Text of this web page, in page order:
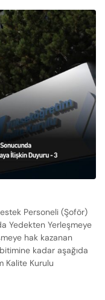
Personeli (Şoför)
Yedekten Yerleşmeye
hak kazanan
kadar aşağıda
Kalite Kurulu